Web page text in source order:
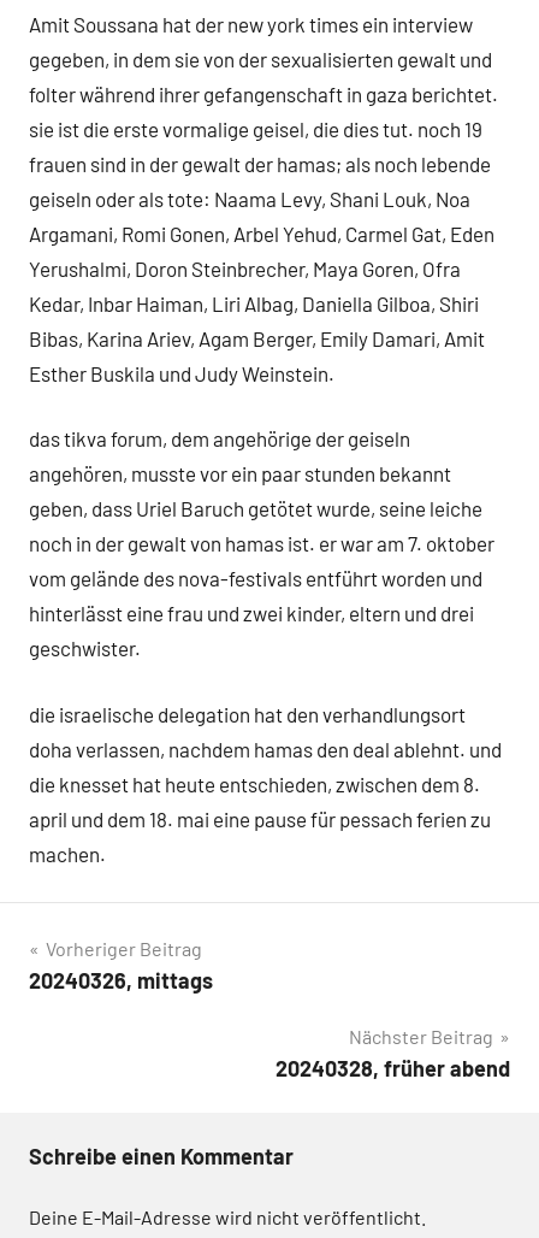
Amit Soussana hat der new york times ein interview
gegeben, in dem sie von der sexualisierten gewalt und
folter während ihrer gefangenschaft in gaza berichtet.
sie ist die erste vormalige geisel, die dies tut. noch 19
frauen sind in der gewalt der hamas; als noch lebende
geiseln oder als tote: Naama Levy, Shani Louk, Noa
Argamani, Romi Gonen, Arbel Yehud, Carmel Gat, Eden
Yerushalmi, Doron Steinbrecher, Maya Goren, Ofra
Kedar, Inbar Haiman, Liri Albag, Daniella Gilboa, Shiri
Bibas, Karina Ariev, Agam Berger, Emily Damari, Amit
Esther Buskila und Judy Weinstein.
das tikva forum, dem angehörige der geiseln
angehören, musste vor ein paar stunden bekannt
geben, dass Uriel Baruch getötet wurde, seine leiche
noch in der gewalt von hamas ist. er war am 7. oktober
vom gelände des nova-festivals entführt worden und
hinterlässt eine frau und zwei kinder, eltern und drei
geschwister.
die israelische delegation hat den verhandlungsort
doha verlassen, nachdem hamas den deal ablehnt. und
die knesset hat heute entschieden, zwischen dem 8.
april und dem 18. mai eine pause für pessach ferien zu
machen.
Beitragsnavigation
Vorheriger Beitrag
20240326, mittags
Nächster Beitrag
20240328, früher abend
Schreibe einen Kommentar
Deine E-Mail-Adresse wird nicht veröffentlicht.